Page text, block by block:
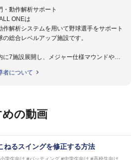
・動作解析サポート
ONEは
作解析システムを用いて野球選手をサポート
の総合レベルアップ施設です。
に7施設展開し、メジャー仕様マウンドやト
システムを用いて、小学生からプロ野球選手
者について
の動画
ねるスイングを修正する方法
学生向け #バッティング #中学生向け #高校生向け